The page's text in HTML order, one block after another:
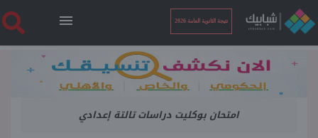
نتيجة الثانوية العامة 2026
الرئيسية
نتيجة الثانوية العامة 2026
امتحان بوكليت دراسات تالتة إعدادي